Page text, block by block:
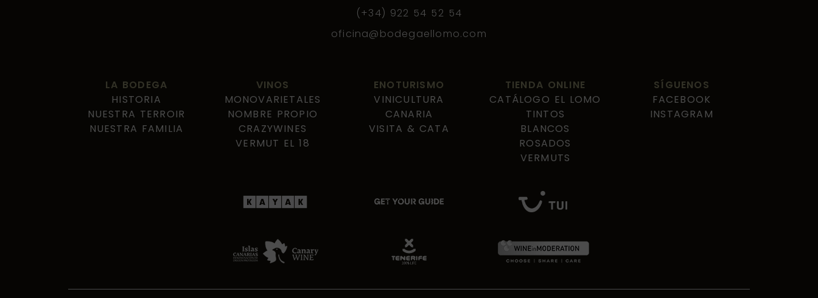
(+34) 922 54 52 54
oficina@bodegaellomo.com
LA BODEGA
HISTORIA
NUESTRA TERROIR
NUESTRA FAMILIA
VINOS
MONOVARIETALES
NOMBRE PROPIO
CRAZYWINES
VERMUT EL 18
ENOTURISMO
VINICULTURA
CANARIA
VISITA & CATA
TIENDA ONLINE
CATÁLOGO EL LOMO
TINTOS
BLANCOS
ROSADOS
VERMUTS
SÍGUENOS
FACEBOOK
INSTAGRAM